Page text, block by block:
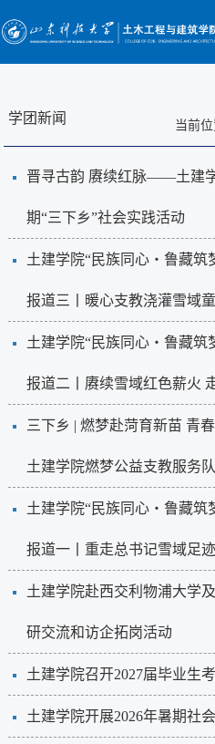
学团新闻 当前
晋寻古韵 赓续红脉——土建
期“三下乡”社会实践活动
土建学院“民族同心・鲁藏筑
报道三丨暖心支教浇灌雪域
土建学院“民族同心・鲁藏筑
报道二丨赓续雪域红色薪火
三下乡 | 燃梦赴菏育新苗 青
土建学院燃梦公益支教服务
土建学院“民族同心・鲁藏筑
报道一丨重走总书记雪域足
土建学院赴西交利物浦大学
研交流和访企拓岗活动
土建学院召开2027届毕业生
土建学院开展2026年暑期社